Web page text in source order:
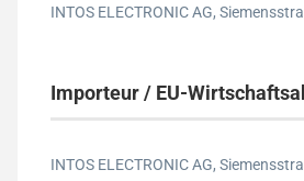
INTOS ELECTRONIC AG,
Importeur / EU-
INTOS ELECTRONIC AG,